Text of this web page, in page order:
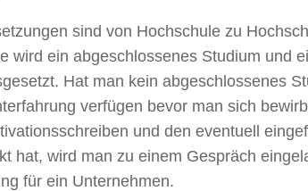
sind von Hochschule zu
wird ein abgeschlossenes Studium und
Hat man kein abgeschlossenes
verfügen bevor man sich
und den eventuell
hat, wird man zu einem Gespräch
für ein Unternehmen.